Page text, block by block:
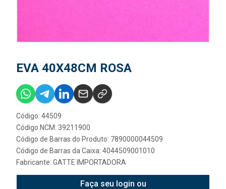
EVA 40X48CM ROSA
Código: 44509
Código NCM: 39211900
Código de Barras do Produto: 7890000044509
Código de Barras da Caixa: 4044509001010
Fabricante: GATTE IMPORTADORA
Faça seu login ou